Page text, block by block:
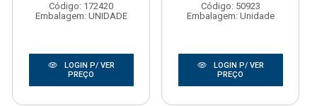
Código: 172420
Embalagem: UNIDADE
LOGIN P/ VER
PREÇO
Código: 50923
Embalagem: Unidade
LOGIN P/ VER
PREÇO